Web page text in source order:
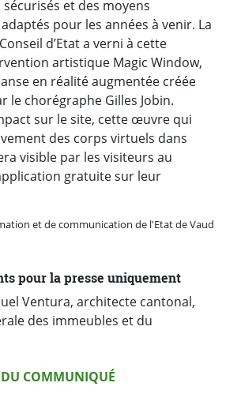
et des moyens
pour les années à venir. La
d’Etat a verni à cette
artistique Magic Window,
en réalité augmentée créée
le chorégraphe Gilles Jobin.
sur le site, cette œuvre qui
des corps virtuels dans
visible par les visiteurs au
gratuite sur leur
et de communication de l'Etat de Vaud
pour la presse uniquement
Ventura, architecte cantonal,
des immeubles et du
COMMUNIQUÉ